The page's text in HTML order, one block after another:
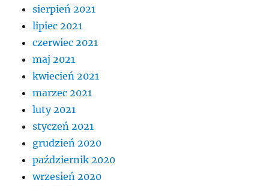
sierpień 2021
lipiec 2021
czerwiec 2021
maj 2021
kwiecień 2021
marzec 2021
luty 2021
styczeń 2021
grudzień 2020
październik 2020
wrzesień 2020